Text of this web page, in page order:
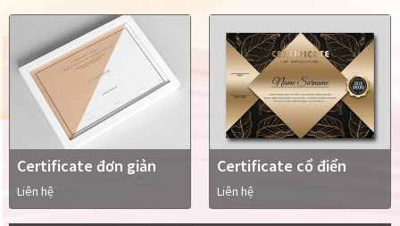
Certificate đơn giản
Liên hệ
Certificate cổ điển
Liên hệ